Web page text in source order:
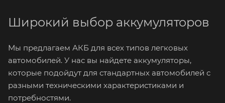
Широкий выбор аккумуляторов
Мы предлагаем АКБ для всех типов легковых
автомобилей. У нас вы найдете аккумуляторы,
которые подойдут для стандартных автомобилей с
разными техническими характеристиками и
потребностями.